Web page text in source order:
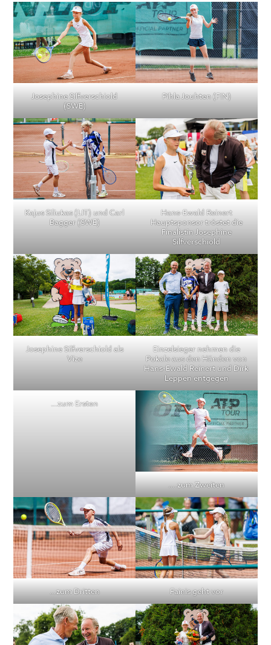
Josephine Silfverschiold
(SWE)
Pihla Jouhten (FIN)
Kajus Siliukas (LIT) und Carl
Bagger (SWE)
Hans-Ewald Reinert
Hauptsponsor tröstet die
Finalistin Josephine
Silfverschiold
Josephine Silfverschiold als
Vize
Einzelsieger nehmen die
Pokale aus den Händen von
Hans-Ewald Reinert und Dirk
Leppen entgegen
…zum Ersten
….zum Zweiten
…zum Dritten Fainis geht vor